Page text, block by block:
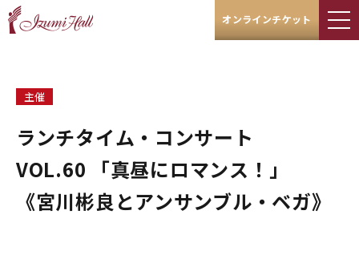
オンラインチケット
主催
ランチタイム・コンサート
VOL.60 「真昼にロマンス！」
《宮川彬良とアンサンブル・ベガ》